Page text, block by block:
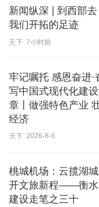
人员和第三方专
租、汽修驾培等
覆盖安全大检查
对企业安全生产
环、日常管控台
对所有营运车辆
对，严格检查车
新闻纵深 | 到西部
我们开拓的足迹
天下 7小时前
牢记嘱托 感恩奋进·
写中国式现代化建
章丨做强特色产业
经济
天下 2026-8-6
桃城机场：云揽湖
开文旅新程——衡水
建设走笔之三十